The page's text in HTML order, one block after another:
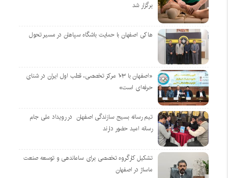
برگزار شد
هاکی اصفهان با حمایت باشگاه سپاهان در مسیر تحول
«اصفهان با ۱۰۳ مرکز تخصصی، قطب اول ایران در شنای
حرفه‌ای است»
تیم رسانه بسیج سازندگی اصفهان در رویداد ملی جام
رسانه امید حضور دارند
تشکیل کارگروه تخصصی برای ساماندهی و توسعه صنعت
ماساژ در اصفهان